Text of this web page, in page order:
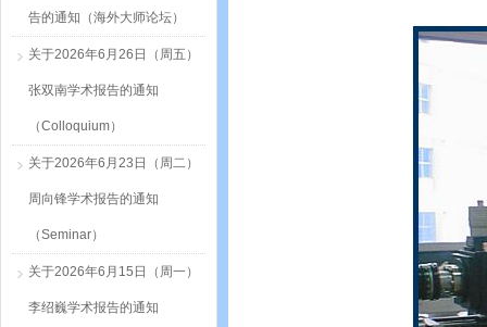
告的通知（海外大师论坛）
关于2026年6月26日（周五）
张双南学术报告的通知
（Colloquium）
关于2026年6月23日（周二）
周向锋学术报告的通知
（Seminar）
关于2026年6月15日（周一）
李绍巍学术报告的通知